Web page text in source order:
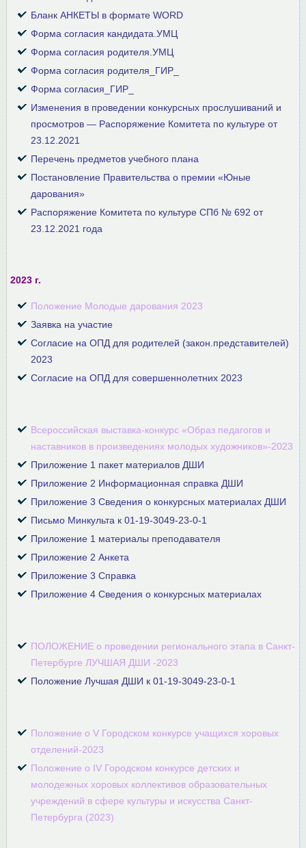
Бланк АНКЕТЫ в формате WORD
Форма согласия кандидата.УМЦ
Форма согласия родителя.УМЦ
Форма согласия родителя_ГИР_
Форма согласия_ГИР_
Изменения в проведении конкурсных прослушиваний и
просмотров — Распоряжение Комитета по культуре от
23.12.2021
Перечень предметов учебного плана
Постановление Правительства о премии «Юные
дарования»
Распоряжение Комитета по культуре СПб № 692 от
23.12.2021 года
2023 г.
Положение Молодые дарования 2023
Заявка на участие
Согласие на ОПД для родителей (закон.представителей)
2023
Согласие на ОПД для совершеннолетних 2023
Всероссийская выставка-конкурс «Образ педагогов и
наставников в произведениях молодых художников»-2023
Приложение 1 пакет материалов ДШИ
Приложение 2 Информационная справка ДШИ
Приложение 3 Сведения о конкурсных материалах ДШИ
Письмо Минкульта к 01-19-3049-23-0-1
Приложение 1 материалы преподавателя
Приложение 2 Анкета
Приложение 3 Справка
Приложение 4 Сведения о конкурсных материалах
ПОЛОЖЕНИЕ о проведении регионального этапа в Санкт-
Петербурге ЛУЧШАЯ ДШИ -2023
Положение Лучшая ДШИ к 01-19-3049-23-0-1
Положение о V Городском конкурсе учащихся хоровых
отделений-2023
Положение о IV Городском конкурсе детских и
молодежных хоровых коллективов образовательных
учреждений в сфере культуры и искусства Санкт-
Петербурга (2023)